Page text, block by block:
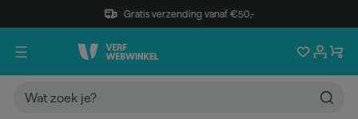
Gratis verzending vanaf €50,-